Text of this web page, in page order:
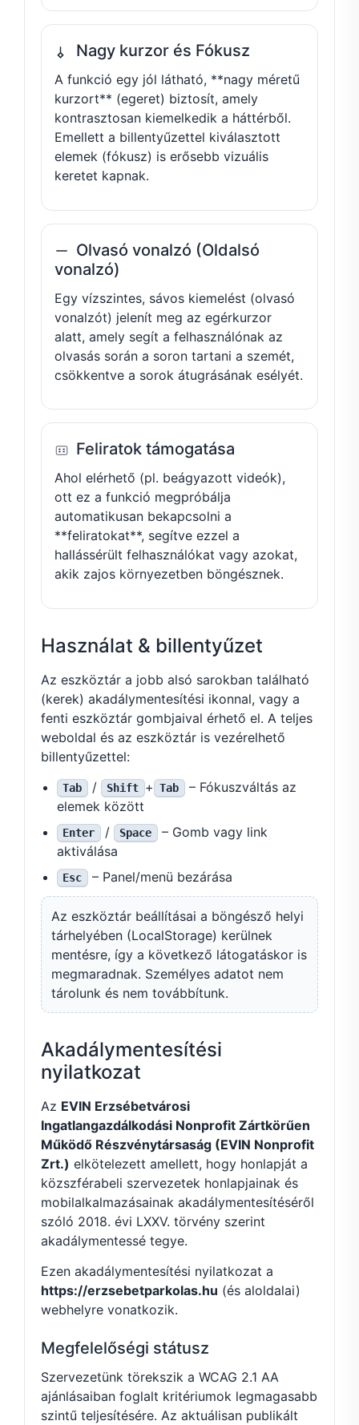
Nagy kurzor és Fókusz
A funkció egy jól látható, **nagy méretű
kurzort** (egeret) biztosít, amely
kontrasztosan kiemelkedik a háttérből.
Emellett a billentyűzettel kiválasztott
elemek (fókusz) is erősebb vizuális
keretet kapnak.
Olvasó vonalzó (Oldalsó
vonalzó)
Egy vízszintes, sávos kiemelést (olvasó
vonalzót) jelenít meg az egérkurzor
alatt, amely segít a felhasználónak az
olvasás során a soron tartani a szemét,
csökkentve a sorok átugrásának esélyét.
Feliratok támogatása
Ahol elérhető (pl. beágyazott videók),
ott ez a funkció megpróbálja
automatikusan bekapcsolni a
**feliratokat**, segítve ezzel a
hallássérült felhasználókat vagy azokat,
akik zajos környezetben böngésznek.
Használat & billentyűzet
Az eszköztár a jobb alsó sarokban található
(kerek) akadálymentesítési ikonnal, vagy a
fenti eszköztár gombjaival érhető el. A teljes
weboldal és az eszköztár is vezérelhető
billentyűzettel:
Tab / Shift + Tab – Fókuszváltás az
elemek között
Enter / Space – Gomb vagy link
aktiválása
Esc – Panel/menü bezárása
Az eszköztár beállításai a böngésző helyi
tárhelyében (LocalStorage) kerülnek
mentésre, így a következő látogatáskor is
megmaradnak. Személyes adatot nem
tárolunk és nem továbbítunk.
Akadálymentesítési
nyilatkozat
Az EVIN Erzsébetvárosi
Ingatlangazdálkodási Nonprofit Zártkörűen
Működő Részvénytársaság (EVIN Nonprofit
Zrt.) elkötelezett amellett, hogy honlapját a
közszférabeli szervezetek honlapjainak és
mobilalkalmazásainak akadálymentesítéséről
szóló 2018. évi LXXV. törvény szerint
akadálymentessé tegye.
Ezen akadálymentesítési nyilatkozat a
https://erzsebetparkolas.hu (és aloldalai)
webhelyre vonatkozik.
Megfelelőségi státusz
Szervezetünk törekszik a WCAG 2.1 AA
ajánlásaiban foglalt kritériumok legmagasabb
szintű teljesítésére. Az aktuálisan publikált